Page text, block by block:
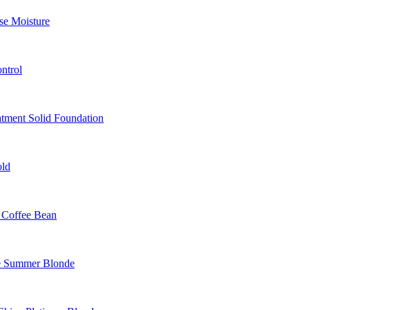
Moisture
Solid Foundation
Bean
Blonde